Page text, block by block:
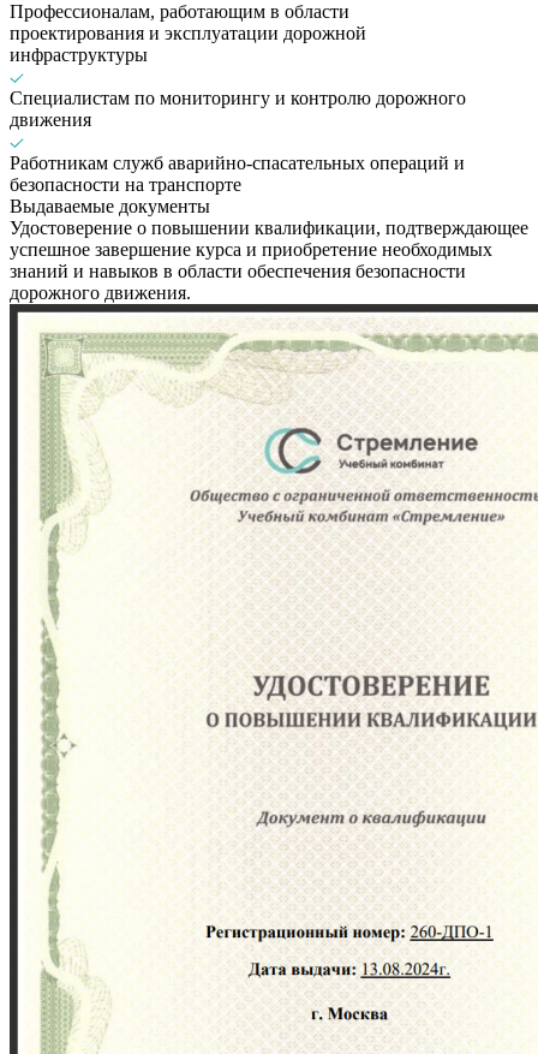
Профессионалам, работающим в области
проектирования и эксплуатации дорожной
инфраструктуры
Специалистам по мониторингу и контролю дорожного
движения
Работникам служб аварийно-спасательных операций и
безопасности на транспорте
Выдаваемые документы
Удостоверение о повышении квалификации, подтверждающее
успешное завершение курса и приобретение необходимых
знаний и навыков в области обеспечения безопасности
дорожного движения.